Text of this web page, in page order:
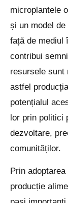
microplantele
și un model
față de mediul
contribui
resursele sunt
astfel
potențialul
lor prin politici
dezvoltare,
comunităților.
Prin
producție